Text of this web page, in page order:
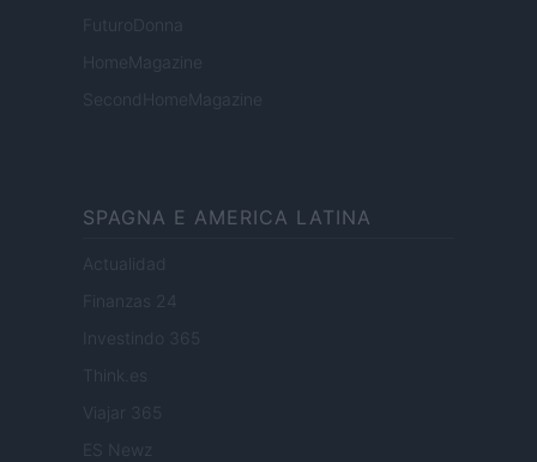
FuturoDonna
HomeMagazine
SecondHomeMagazine
SPAGNA E AMERICA LATINA
Actualidad
Finanzas 24
Investindo 365
Viajar 365
ES Newz